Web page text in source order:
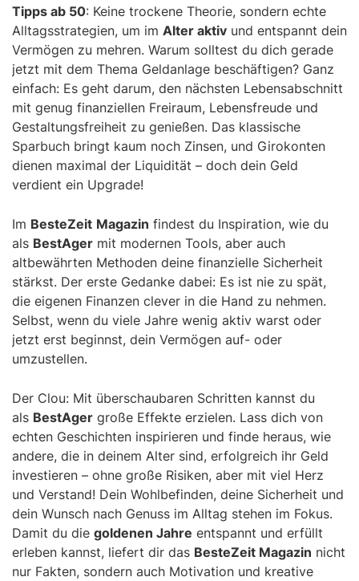
Tipps ab 50: Keine trockene Theorie, sondern echte
Alltagsstrategien, um im Alter aktiv und entspannt dein
Vermögen zu mehren. Warum solltest du dich gerade
jetzt mit dem Thema Geldanlage beschäftigen? Ganz
einfach: Es geht darum, den nächsten Lebensabschnitt
mit genug finanziellen Freiraum, Lebensfreude und
Gestaltungsfreiheit zu genießen. Das klassische
Sparbuch bringt kaum noch Zinsen, und Girokonten
dienen maximal der Liquidität – doch dein Geld
verdient ein Upgrade!
Im BesteZeit Magazin findest du Inspiration, wie du
als BestAger mit modernen Tools, aber auch
altbewährten Methoden deine finanzielle Sicherheit
stärkst. Der erste Gedanke dabei: Es ist nie zu spät,
die eigenen Finanzen clever in die Hand zu nehmen.
Selbst, wenn du viele Jahre wenig aktiv warst oder
jetzt erst beginnst, dein Vermögen auf- oder
umzustellen.
Der Clou: Mit überschaubaren Schritten kannst du
als BestAger große Effekte erzielen. Lass dich von
echten Geschichten inspirieren und finde heraus, wie
andere, die in deinem Alter sind, erfolgreich ihr Geld
investieren – ohne große Risiken, aber mit viel Herz
und Verstand! Dein Wohlbefinden, deine Sicherheit und
dein Wunsch nach Genuss im Alltag stehen im Fokus.
Damit du die goldenen Jahre entspannt und erfüllt
erleben kannst, liefert dir das BesteZeit Magazin nicht
nur Fakten, sondern auch Motivation und kreative